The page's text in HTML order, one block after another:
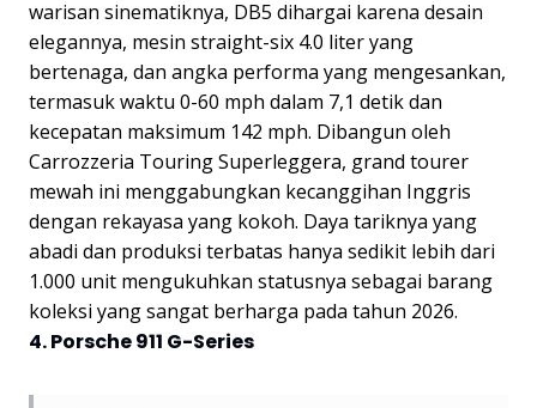
warisan sinematiknya, DB5 dihargai karena desain
elegannya, mesin straight-six 4.0 liter yang
bertenaga, dan angka performa yang mengesankan,
termasuk waktu 0-60 mph dalam 7,1 detik dan
kecepatan maksimum 142 mph. Dibangun oleh
Carrozzeria Touring Superleggera, grand tourer
mewah ini menggabungkan kecanggihan Inggris
dengan rekayasa yang kokoh. Daya tariknya yang
abadi dan produksi terbatas hanya sedikit lebih dari
1.000 unit mengukuhkan statusnya sebagai barang
koleksi yang sangat berharga pada tahun 2026.
4. Porsche 911 G-Series